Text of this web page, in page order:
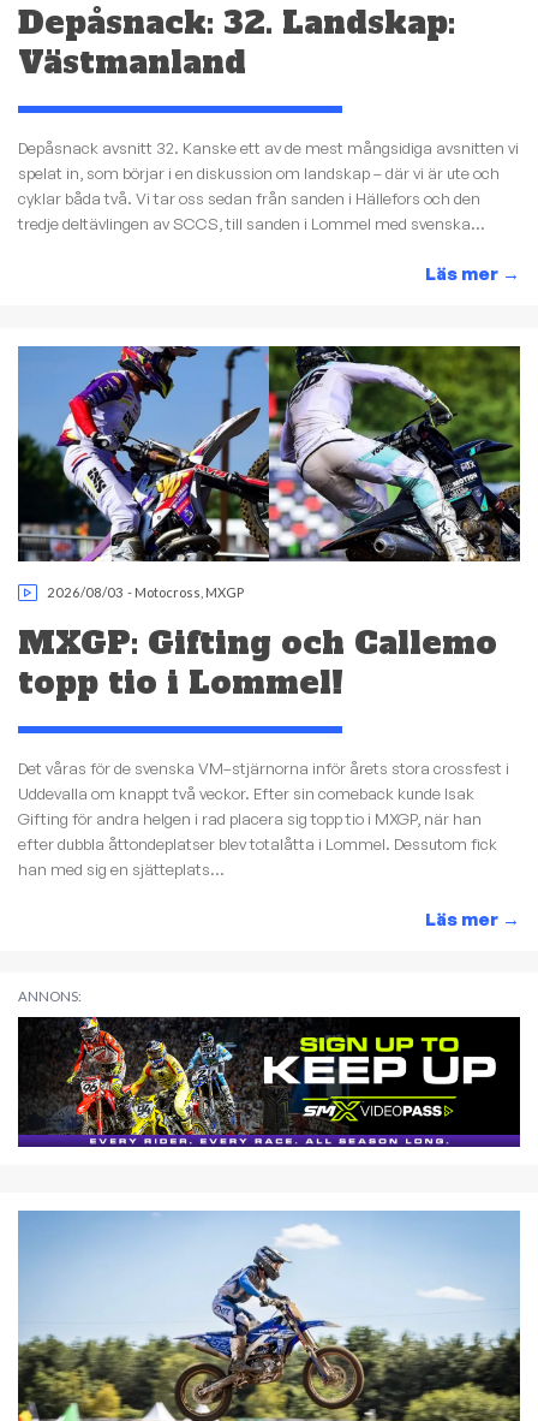
Depåsnack: 32. Landskap:
Västmanland
Depåsnack avsnitt 32. Kanske ett av de mest mångsidiga avsnitten vi
spelat in, som börjar i en diskussion om landskap – där vi är ute och
cyklar båda två. Vi tar oss sedan från sanden i Hällefors och den
tredje deltävlingen av SCCS, till sanden i Lommel med svenska...
Läs mer →
2026/08/03 - Motocross MXGP
MXGP: Gifting och Callemo
topp tio i Lommel!
Det våras för de svenska VM–stjärnorna inför årets stora crossfest i
Uddevalla om knappt två veckor. Efter sin comeback kunde Isak
Gifting för andra helgen i rad placera sig topp tio i MXGP, när han
efter dubbla åttondeplatser blev totalåtta i Lommel. Dessutom fick
han med sig en sjätteplats...
Läs mer →
ANNONS: